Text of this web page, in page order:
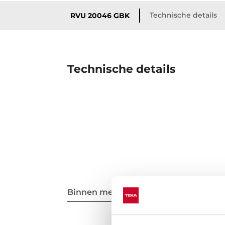
RVU 20046 GBK Technische details
Technische details
Binnen metingen